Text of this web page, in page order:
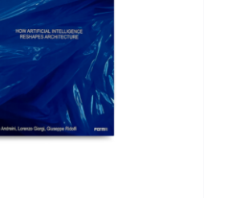
CARRELLO DETTAGLI